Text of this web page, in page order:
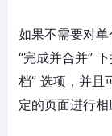
如果不需要对
“完成并合并”
档” 选项，并且
定的页面进行相